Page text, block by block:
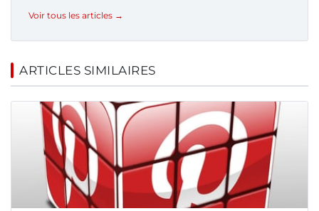
Voir tous les articles →
ARTICLES SIMILAIRES